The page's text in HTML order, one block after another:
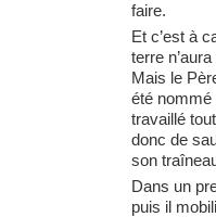
faire.
Et c’est à
terre
Mais le
été nommé
travaillé
donc de
son
Dans un
puis il